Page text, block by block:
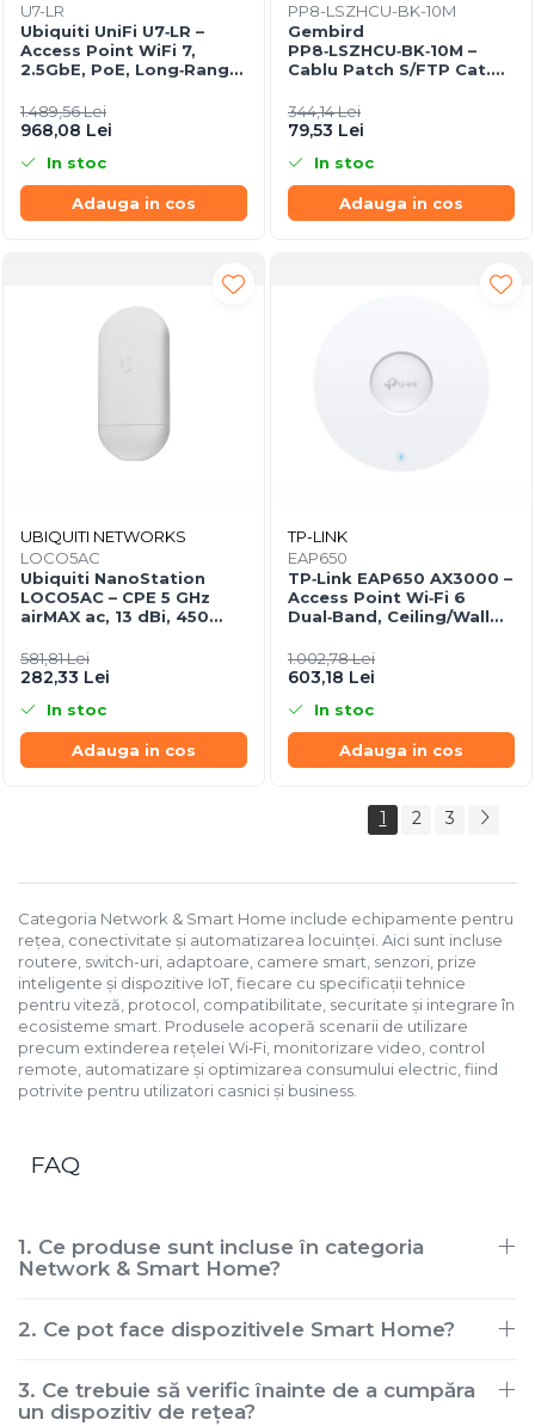
U7-LR
Ubiquiti UniFi U7‑LR –
Access Point WiFi 7,
2.5GbE, PoE, Long‑Range,
1.489,56 Lei
968,08 Lei
In stoc
Adauga in cos
PP8-LSZHCU-BK-10M
Gembird
PP8‑LSZHCU‑BK‑10M –
Cablu Patch S/FTP Cat.8,
Negru
344,14 Lei
79,53 Lei
In stoc
Adauga in cos
UBIQUITI NETWORKS
LOCO5AC
Ubiquiti NanoStation
LOCO5AC – CPE 5 GHz
airMAX ac, 13 dBi, 450
581,81 Lei
282,33 Lei
In stoc
Adauga in cos
TP-LINK
EAP650
TP‑Link EAP650 AX3000 –
Access Point Wi‑Fi 6
Dual‑Band, Ceiling/Wall
1.002,78 Lei
603,18 Lei
In stoc
Adauga in cos
1 2 3
Categoria Network & Smart Home include echipamente pentru
rețea, conectivitate și automatizarea locuinței. Aici sunt incluse
routere, switch-uri, adaptoare, camere smart, senzori, prize
inteligente și dispozitive IoT, fiecare cu specificații tehnice
pentru viteză, protocol, compatibilitate, securitate și integrare în
ecosisteme smart. Produsele acoperă scenarii de utilizare
precum extinderea rețelei Wi‑Fi, monitorizare video, control
remote, automatizare și optimizarea consumului electric, fiind
potrivite pentru utilizatori casnici și business.
FAQ
1. Ce produse sunt incluse în categoria
Network & Smart Home?
2. Ce pot face dispozitivele Smart Home?
3. Ce trebuie să verific înainte de a cumpăra
un dispozitiv de rețea?